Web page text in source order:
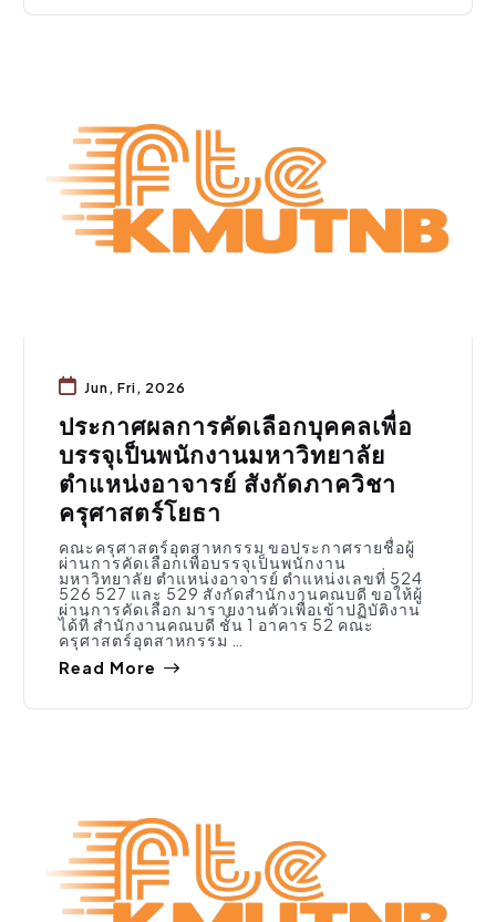
Jun, Fri, 2026
ประกาศผลการคัดเลือกบุคคลเพื่อ
บรรจุเป็นพนักงานมหาวิทยาลัย
ตำแหน่งอาจารย์ สังกัดภาควิชา
ครุศาสตร์โยธา
คณะครุศาสตร์อุตสาหกรรม ขอประกาศรายชื่อผู้
ผ่านการคัดเลือกเพื่อบรรจุเป็นพนักงาน
มหาวิทยาลัย ตำแหน่งอาจารย์ ตำแหน่งเลขที่ 524
526 527 และ 529 สังกัดสำนักงานคณบดี ขอให้ผู้
ผ่านการคัดเลือก มารายงานตัวเพื่อเข้าปฏิบัติงาน
ได้ที่ สำนักงานคณบดี ชั้น 1 อาคาร 52 คณะ
ครุศาสตร์อุตสาหกรรม …
Read More